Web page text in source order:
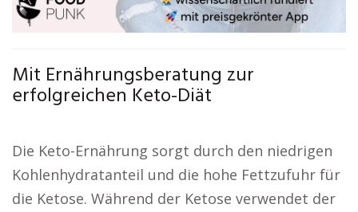
Mit Ernährungsberatung zur
erfolgreichen Keto-Diät
Die Keto-Ernährung sorgt durch den niedrigen
Kohlenhydratanteil und die hohe Fettzufuhr für
die Ketose. Während der Ketose verwendet der